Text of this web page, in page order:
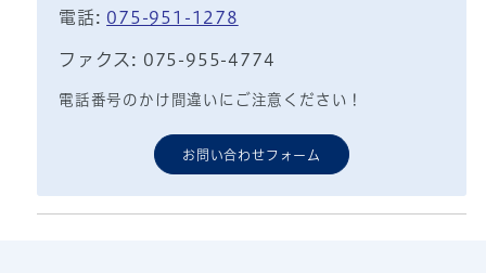
電話: 075-951-1278
ファクス: 075-955-4774
電話番号のかけ間違いにご注意ください！
お問い合わせフォーム